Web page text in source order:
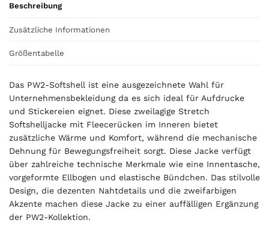
Beschreibung
Zusätzliche Informationen
Größentabelle
Das PW2-Softshell ist eine ausgezeichnete Wahl für
Unternehmensbekleidung da es sich ideal für Aufdrucke
und Stickereien eignet. Diese zweilagige Stretch
Softshelljacke mit Fleecerücken im Inneren bietet
zusätzliche Wärme und Komfort, während die mechanische
Dehnung für Bewegungsfreiheit sorgt. Diese Jacke verfügt
über zahlreiche technische Merkmale wie eine Innentasche,
vorgeformte Ellbogen und elastische Bündchen. Das stilvolle
Design, die dezenten Nahtdetails und die zweifarbigen
Akzente machen diese Jacke zu einer auffälligen Ergänzung
der PW2-Kollektion.